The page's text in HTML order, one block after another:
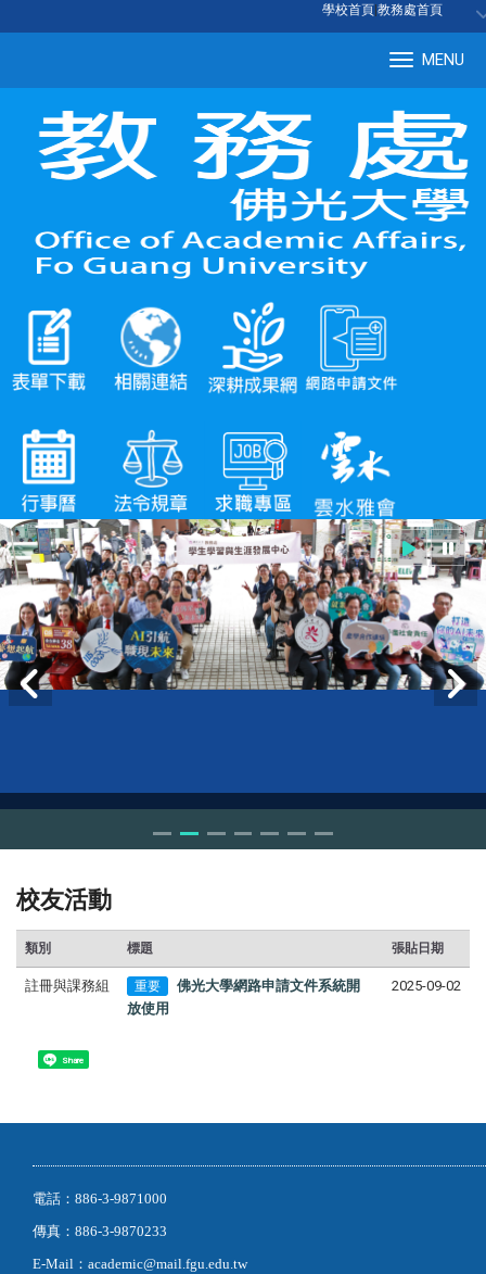
學校首頁 教務處首頁
MENU
校友活動
類別 標題 張貼日期
註冊與課務組 重要
佛光大學網路申請文件系統開
放使用
2025-09-02
Share
電話：886-3-9871000
傳真：886-3-9870233
E-Mail：academic@mail.fgu.edu.tw